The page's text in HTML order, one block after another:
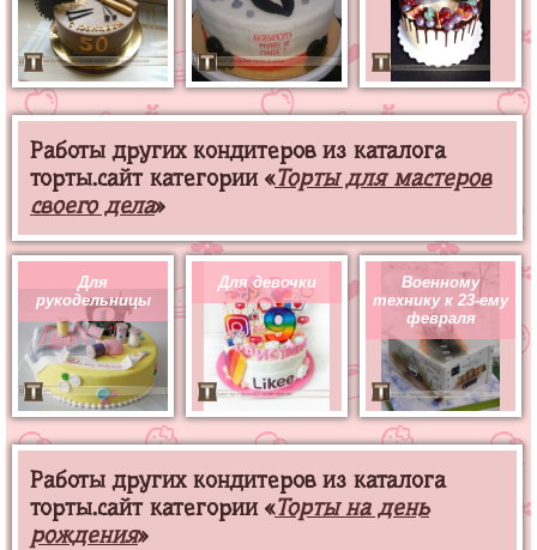
Работы других кондитеров из каталога
торты.сайт категории «Торты для мастеров
своего дела»
Для
рукодельницы
Для девочки
Военному
технику к 23-ему
февраля
Работы других кондитеров из каталога
торты.сайт категории «Торты на день
рождения»